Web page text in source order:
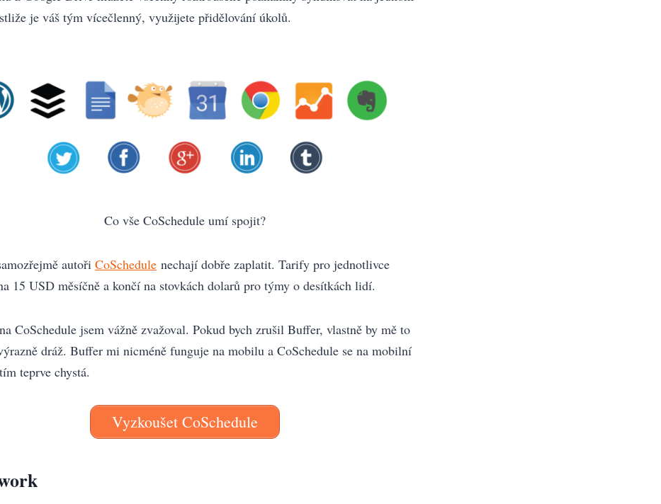
je váš tým vícečlenný, využijete přidělování úkolů.
Co vše CoSchedule umí spojit?
autoři CoSchedule nechají dobře zaplatit. Tarify pro jednotlivce
15 USD měsíčně a končí na stovkách dolarů pro týmy o desítkách lidí.
CoSchedule jsem vážně zvažoval. Pokud bych zrušil Buffer, vlastně by mě to
dráž. Buffer mi nicméně funguje na mobilu a CoSchedule se na mobilní
teprve chystá.
Vyzkoušet CoSchedule